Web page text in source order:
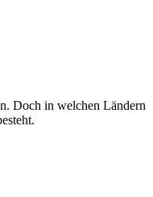
Doch in welchen Ländern